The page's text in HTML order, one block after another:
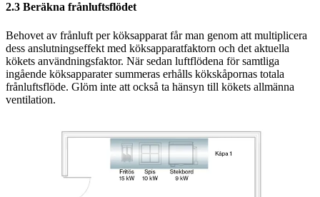
2.3 Beräkna frånluftsflödet
Behovet av frånluft per köksapparat får man genom att multiplicera
dess anslutningseffekt med köksapparatfaktorn och det aktuella
kökets användningsfaktor. När sedan luftflödena för samtliga
ingående köksapparater summeras erhålls kökskåpornas totala
frånluftsflöde. Glöm inte att också ta hänsyn till kökets allmänna
ventilation.